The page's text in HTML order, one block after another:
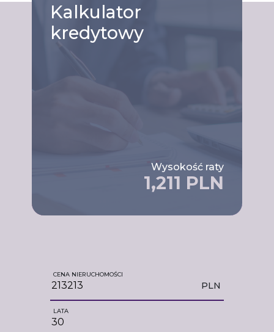
Kalkulator
kredytowy
Wysokość raty
1,211 PLN
CENA NIERUCHOMOŚCI
PLN
LATA